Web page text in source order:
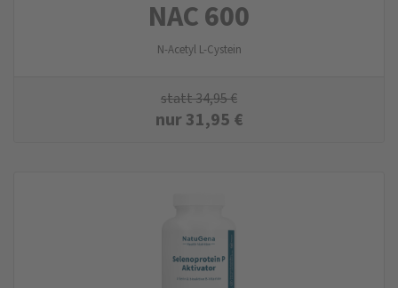
NAC 600
N-Acetyl L-Cystein
statt34,95€
nur31,95 €